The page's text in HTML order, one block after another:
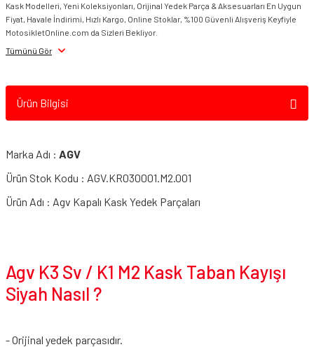
Kask Modelleri, Yeni Koleksiyonları, Orijinal Yedek Parça & Aksesuarları En Uygun
Fiyat, Havale İndirimi, Hızlı Kargo, Online Stoklar, %100 Güvenli Alışveriş Keyfiyle
MotosikletOnline.com da Sizleri Bekliyor.
Tümünü Gör
Ürün Bilgisi
Marka Adı : AGV
Ürün Stok Kodu : AGV.KR030001.M2.001
Ürün Adı : Agv Kapalı Kask Yedek Parçaları
Agv K3 Sv / K1 M2 Kask Taban Kayışı
Siyah Nasıl ?
- Orijinal yedek parçasıdır.